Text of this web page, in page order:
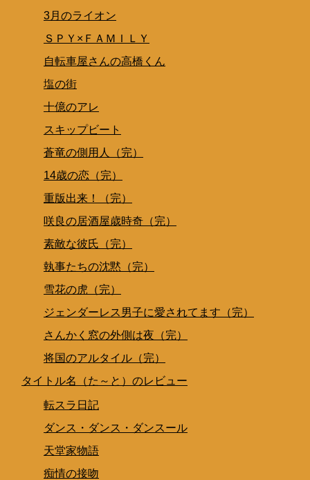
3月のライオン
ＳＰＹ×ＦＡＭＩＬＹ
自転車屋さんの高橋くん
塩の街
十億のアレ
スキップビート
蒼竜の側用人（完）
14歳の恋（完）
重版出来！（完）
咲良の居酒屋歳時奇（完）
素敵な彼氏（完）
執事たちの沈黙（完）
雪花の虎（完）
ジェンダーレス男子に愛されてます（完）
さんかく窓の外側は夜（完）
将国のアルタイル（完）
タイトル名（た～と）のレビュー
転スラ日記
ダンス・ダンス・ダンスール
天堂家物語
痴情の接吻